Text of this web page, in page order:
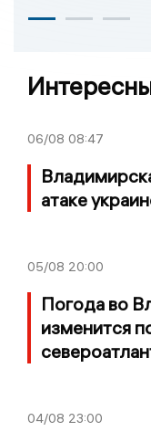
06/08 08:47
атаке
05/08 20:00
Погода во
изменится
04/08 23:00